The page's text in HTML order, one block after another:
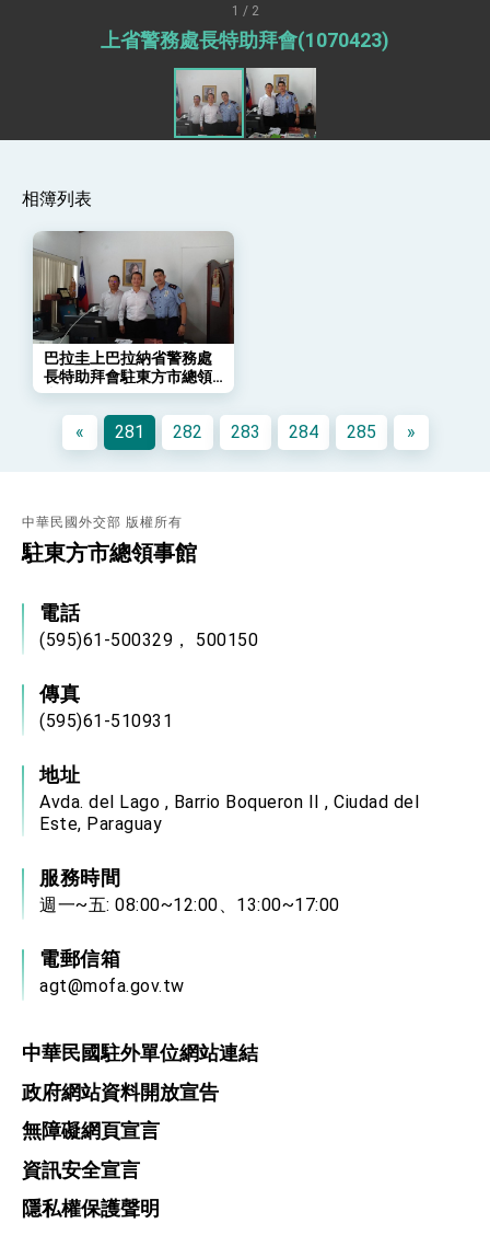
外交部長林佳龍午宴歡迎美國聯邦參議員蓋耶哥
訪問團
外交部長林佳龍接見美國智庫「德國馬歇爾基金
會」訪問團一行，深化跨大西洋戰略夥伴關係
臺美經貿談判獲階段性成果 卓揆期勉爭取時間完
成「臺美對等貿易協定」簽署
外交部長林佳龍主持第35次「參與亞太經濟合作
策略小組」跨部會會議
民調顯示多數國人滿意政府外交表現，高度支持
「總合外交」與台歐美日關係深化
總統以「韌性之島，希望之光」為題發表2026新
年談話
總統主持「守護民主台灣國安行動方案」記者
會 強調以實力守護台海和平 以決心掌握國家
變局中 奮起的新臺灣 總統發表國慶演說
賴總統就職演說影片
總統重要談話
我國政府將在美國亞利桑納州設立「駐鳳凰城辦
事處」，進一步深化台美交流合作
1 / 2
上省警務處長特助拜會(1070423)
相簿列表
巴拉圭上巴拉納省警務處
長特助拜會駐東方市總領
事館
« 281 282 283 284 285 »
中華民國外交部 版權所有
駐東方市總領事館
電話
(595)61-500329， 500150
傳真
(595)61-510931
地址
Avda. del Lago , Barrio Boqueron II , Ciudad del
Este, Paraguay
服務時間
週一~五: 08:00~12:00、13:00~17:00
電郵信箱
agt@mofa.gov.tw
中華民國駐外單位網站連結
政府網站資料開放宣告
無障礙網頁宣言
資訊安全宣言
隱私權保護聲明